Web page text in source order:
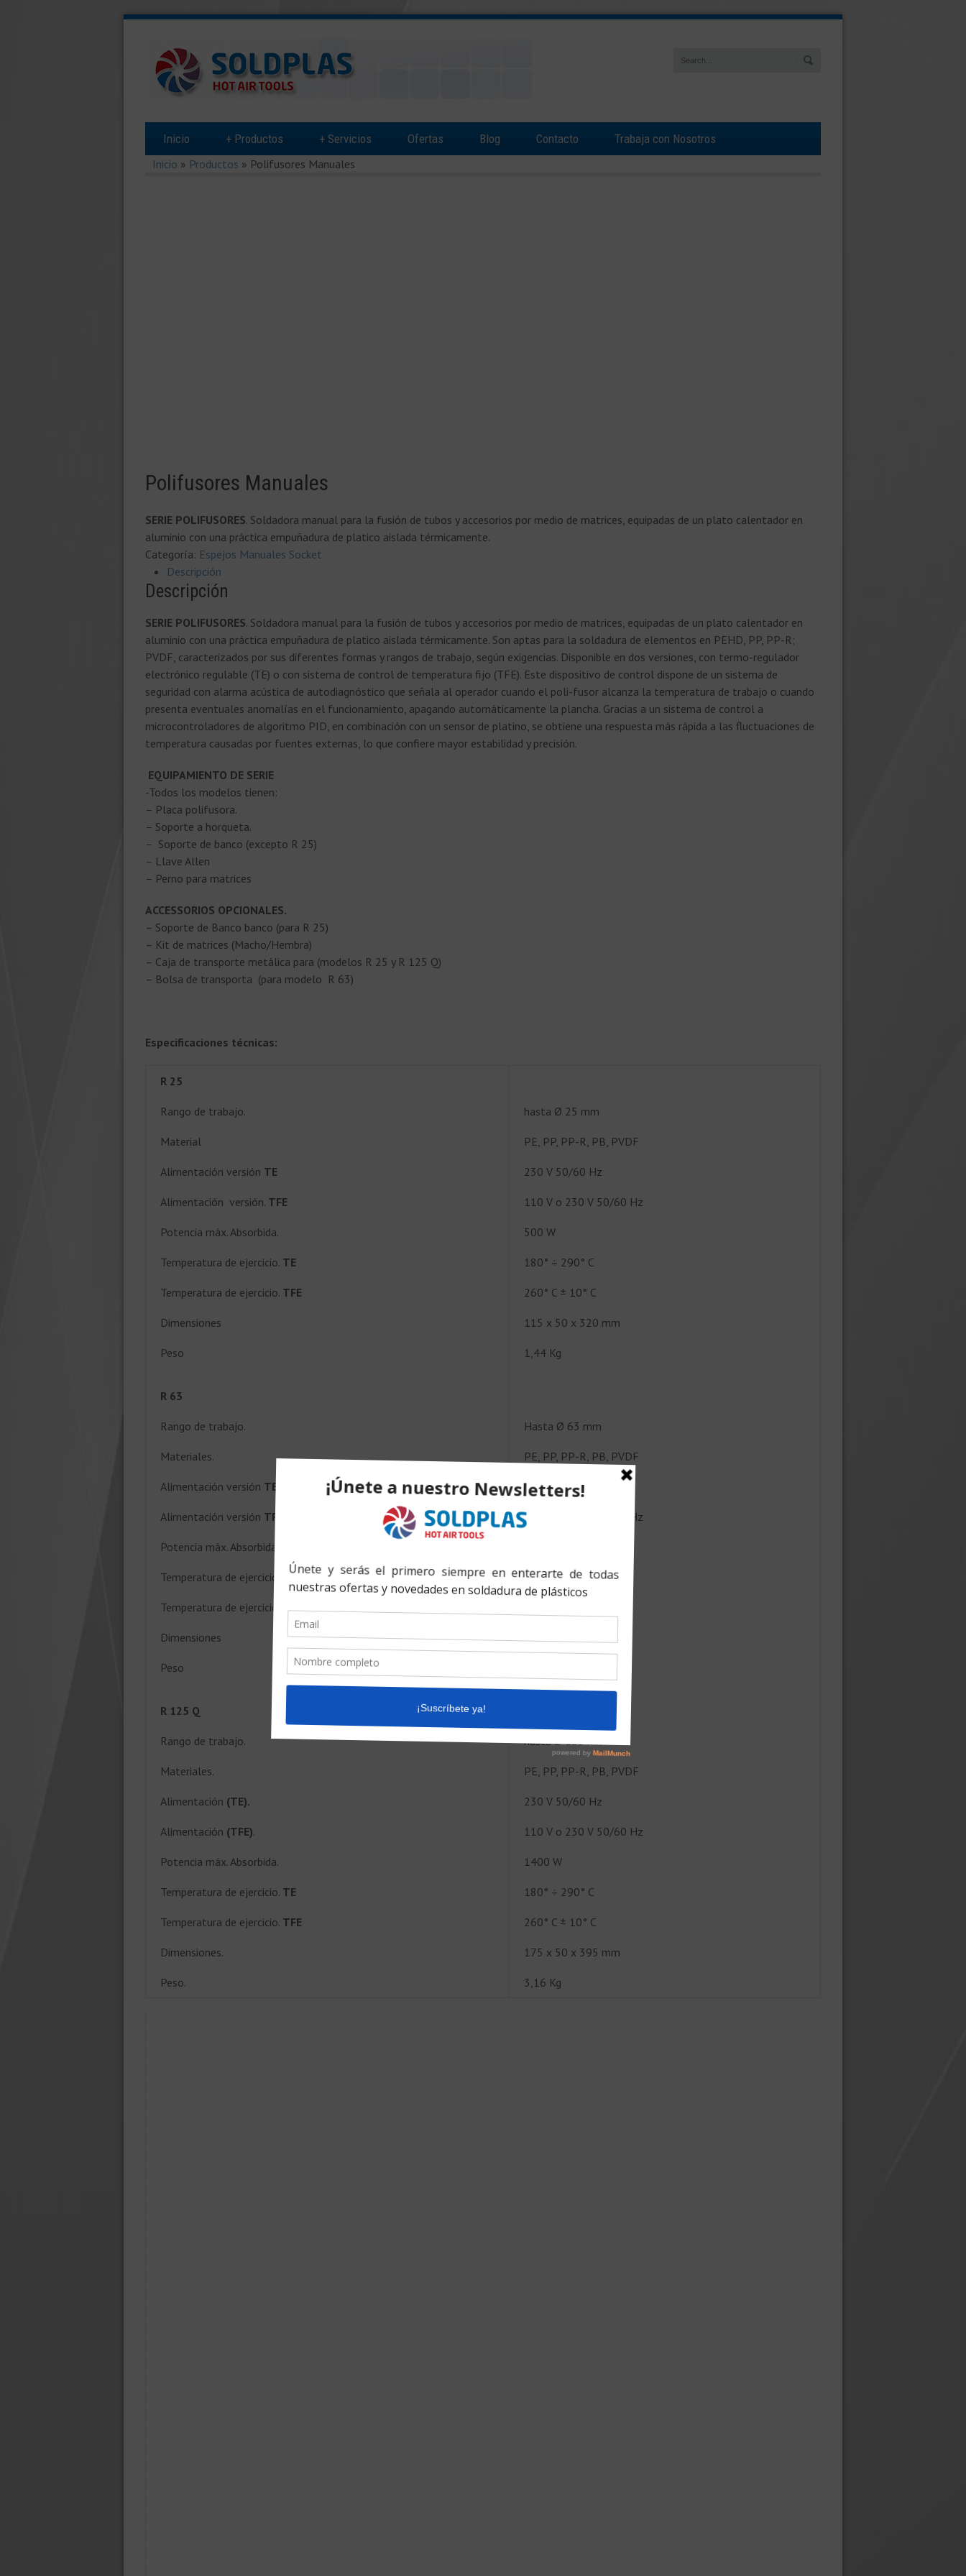
Inicio Productos
+ Servicios
+ Ofertas Blog Contacto
Trabaja con Nosotros
Inicio » Productos » Polifusores Manuales
Polifusores Manuales
SERIE POLIFUSORES. Soldadora manual para la fusión de tubos y accesorios por medio de matrices, equipadas de un plato calentador en
aluminio con una práctica empuñadura de platico aislada térmicamente.
Categoría: Espejos Manuales Socket
Descripción
Descripción
SERIE POLIFUSORES. Soldadora manual para la fusión de tubos y accesorios por medio de matrices, equipadas de un plato calentador en
aluminio con una práctica empuñadura de platico aislada térmicamente. Son aptas para la soldadura de elementos en PEHD, PP, PP-R;
PVDF, caracterizados por sus diferentes formas y rangos de trabajo, según exigencias. Disponible en dos versiones, con termo-regulador
electrónico regulable (TE) o con sistema de control de temperatura fijo (TFE). Este dispositivo de control dispone de un sistema de
seguridad con alarma acústica de autodiagnóstico que señala al operador cuando el poli-fusor alcanza la temperatura de trabajo o cuando
presenta eventuales anomalías en el funcionamiento, apagando automáticamente la plancha. Gracias a un sistema de control a
microcontroladores de algoritmo PID, en combinación con un sensor de platino, se obtiene una respuesta más rápida a las fluctuaciones de
temperatura causadas por fuentes externas, lo que confiere mayor estabilidad y precisión.
EQUIPAMIENTO DE SERIE
-Todos los modelos tienen:
– Placa polifusora.
– Soporte a horqueta.
– Soporte de banco (excepto R 25)
– Llave Allen
– Perno para matrices
ACCESSORIOS OPCIONALES.
– Soporte de Banco banco (para R 25)
– Kit de matrices (Macho/Hembra)
– Caja de transporte metálica para (modelos R 25 y R 125 Q)
– Bolsa de transporta (para modelo R 63)
Especificaciones técnicas:
R 25
Rango de trabajo. hasta Ø 25 mm
Material PE, PP, PP-R, PB, PVDF
Alimentación versión TE 230 V 50/60 Hz
Alimentación versión. TFE 110 V o 230 V 50/60 Hz
Potencia máx. Absorbida. 500 W
Temperatura de ejercicio. TE 180° ÷ 290° C
Temperatura de ejercicio. TFE 260° C ± 10° C
Dimensiones 115 x 50 x 320 mm
Peso 1,44 Kg
R 63
Rango de trabajo. Hasta Ø 63 mm
Materiales. PE, PP, PP-R, PB, PVDF
Alimentación versión TE 230 V 50/60 Hz
Alimentación versión TFE 110 V o 230 V 50/60 Hz
Potencia máx. Absorbida.
Temperatura de ejercicio. TE 180° ÷ 290° C
Temperatura de ejercicio. TFE
Dimensiones 175 x 50 x 360 mm
Peso
R 125 Q
Rango de trabajo. hasta Ø 125 mm
Materiales. PE, PP, PP-R, PB, PVDF
Alimentación (TE). 230 V 50/60 Hz
Alimentación (TFE). 110 V o 230 V 50/60 Hz
Potencia máx. Absorbida. 1400 W
Temperatura de ejercicio. TE 180° ÷ 290° C
Temperatura de ejercicio. TFE 260° C ± 10° C
Dimensiones. 175 x 50 x 395 mm
Peso. 3,16 Kg